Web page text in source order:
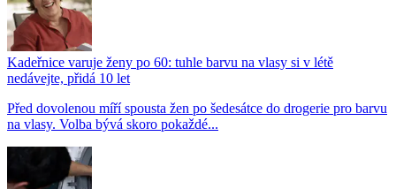
Kadeřnice varuje ženy po 60: tuhle barvu na vlasy si v létě
nedávejte, přidá 10 let
Před dovolenou míří spousta žen po šedesátce do drogerie pro barvu
na vlasy. Volba bývá skoro pokaždé...